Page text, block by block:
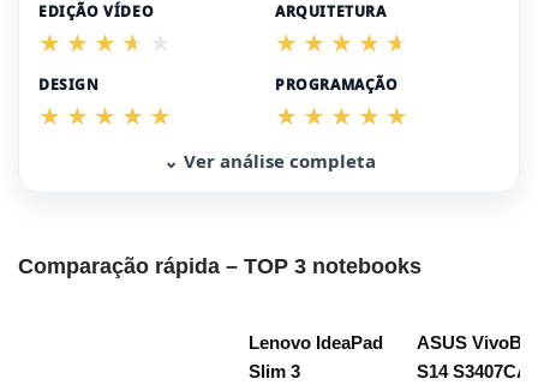
EDIÇÃO VÍDEO ARQUITETURA
DESIGN PROGRAMAÇÃO
⌄ Ver análise completa
Comparação rápida – TOP 3 notebooks
Lenovo IdeaPad
Slim 3
ASUS
S14 S3407CA-